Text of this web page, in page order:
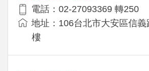
電話：02-27093369 轉250
地址：106台北市大安區信
樓